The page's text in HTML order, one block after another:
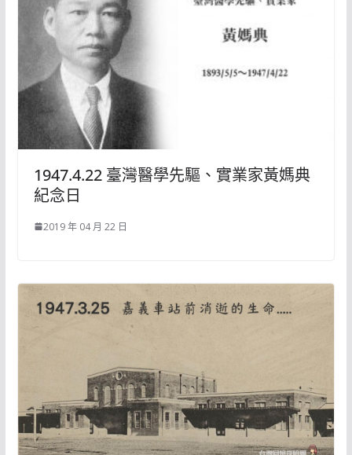
1947.4.22 臺灣醫學先驅、實業家黃媽典
紀念日
2019 年 04 月 22 日